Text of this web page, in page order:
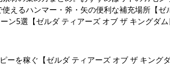
えるハンマー・斧・矢の便利な補充場所【ゼ
ン5選【ゼルダ ティアーズ オブ ザ キングダ
ーを稼ぐ【ゼルダ ティアーズ オブ ザ キング